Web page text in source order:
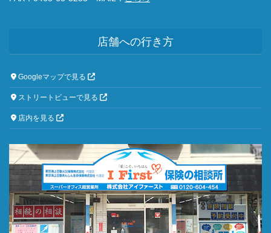
店舗への行き方
Googleマップで見る
ストリートビューで見る
店内を見る